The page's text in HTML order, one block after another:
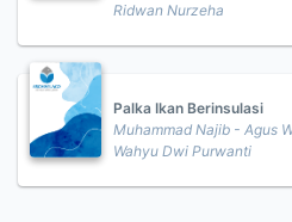
Ridwan Nurzeha
Palka Ikan Berinsulasi
Muhammad Najib - Agus
Wahyu Dwi Purwanti